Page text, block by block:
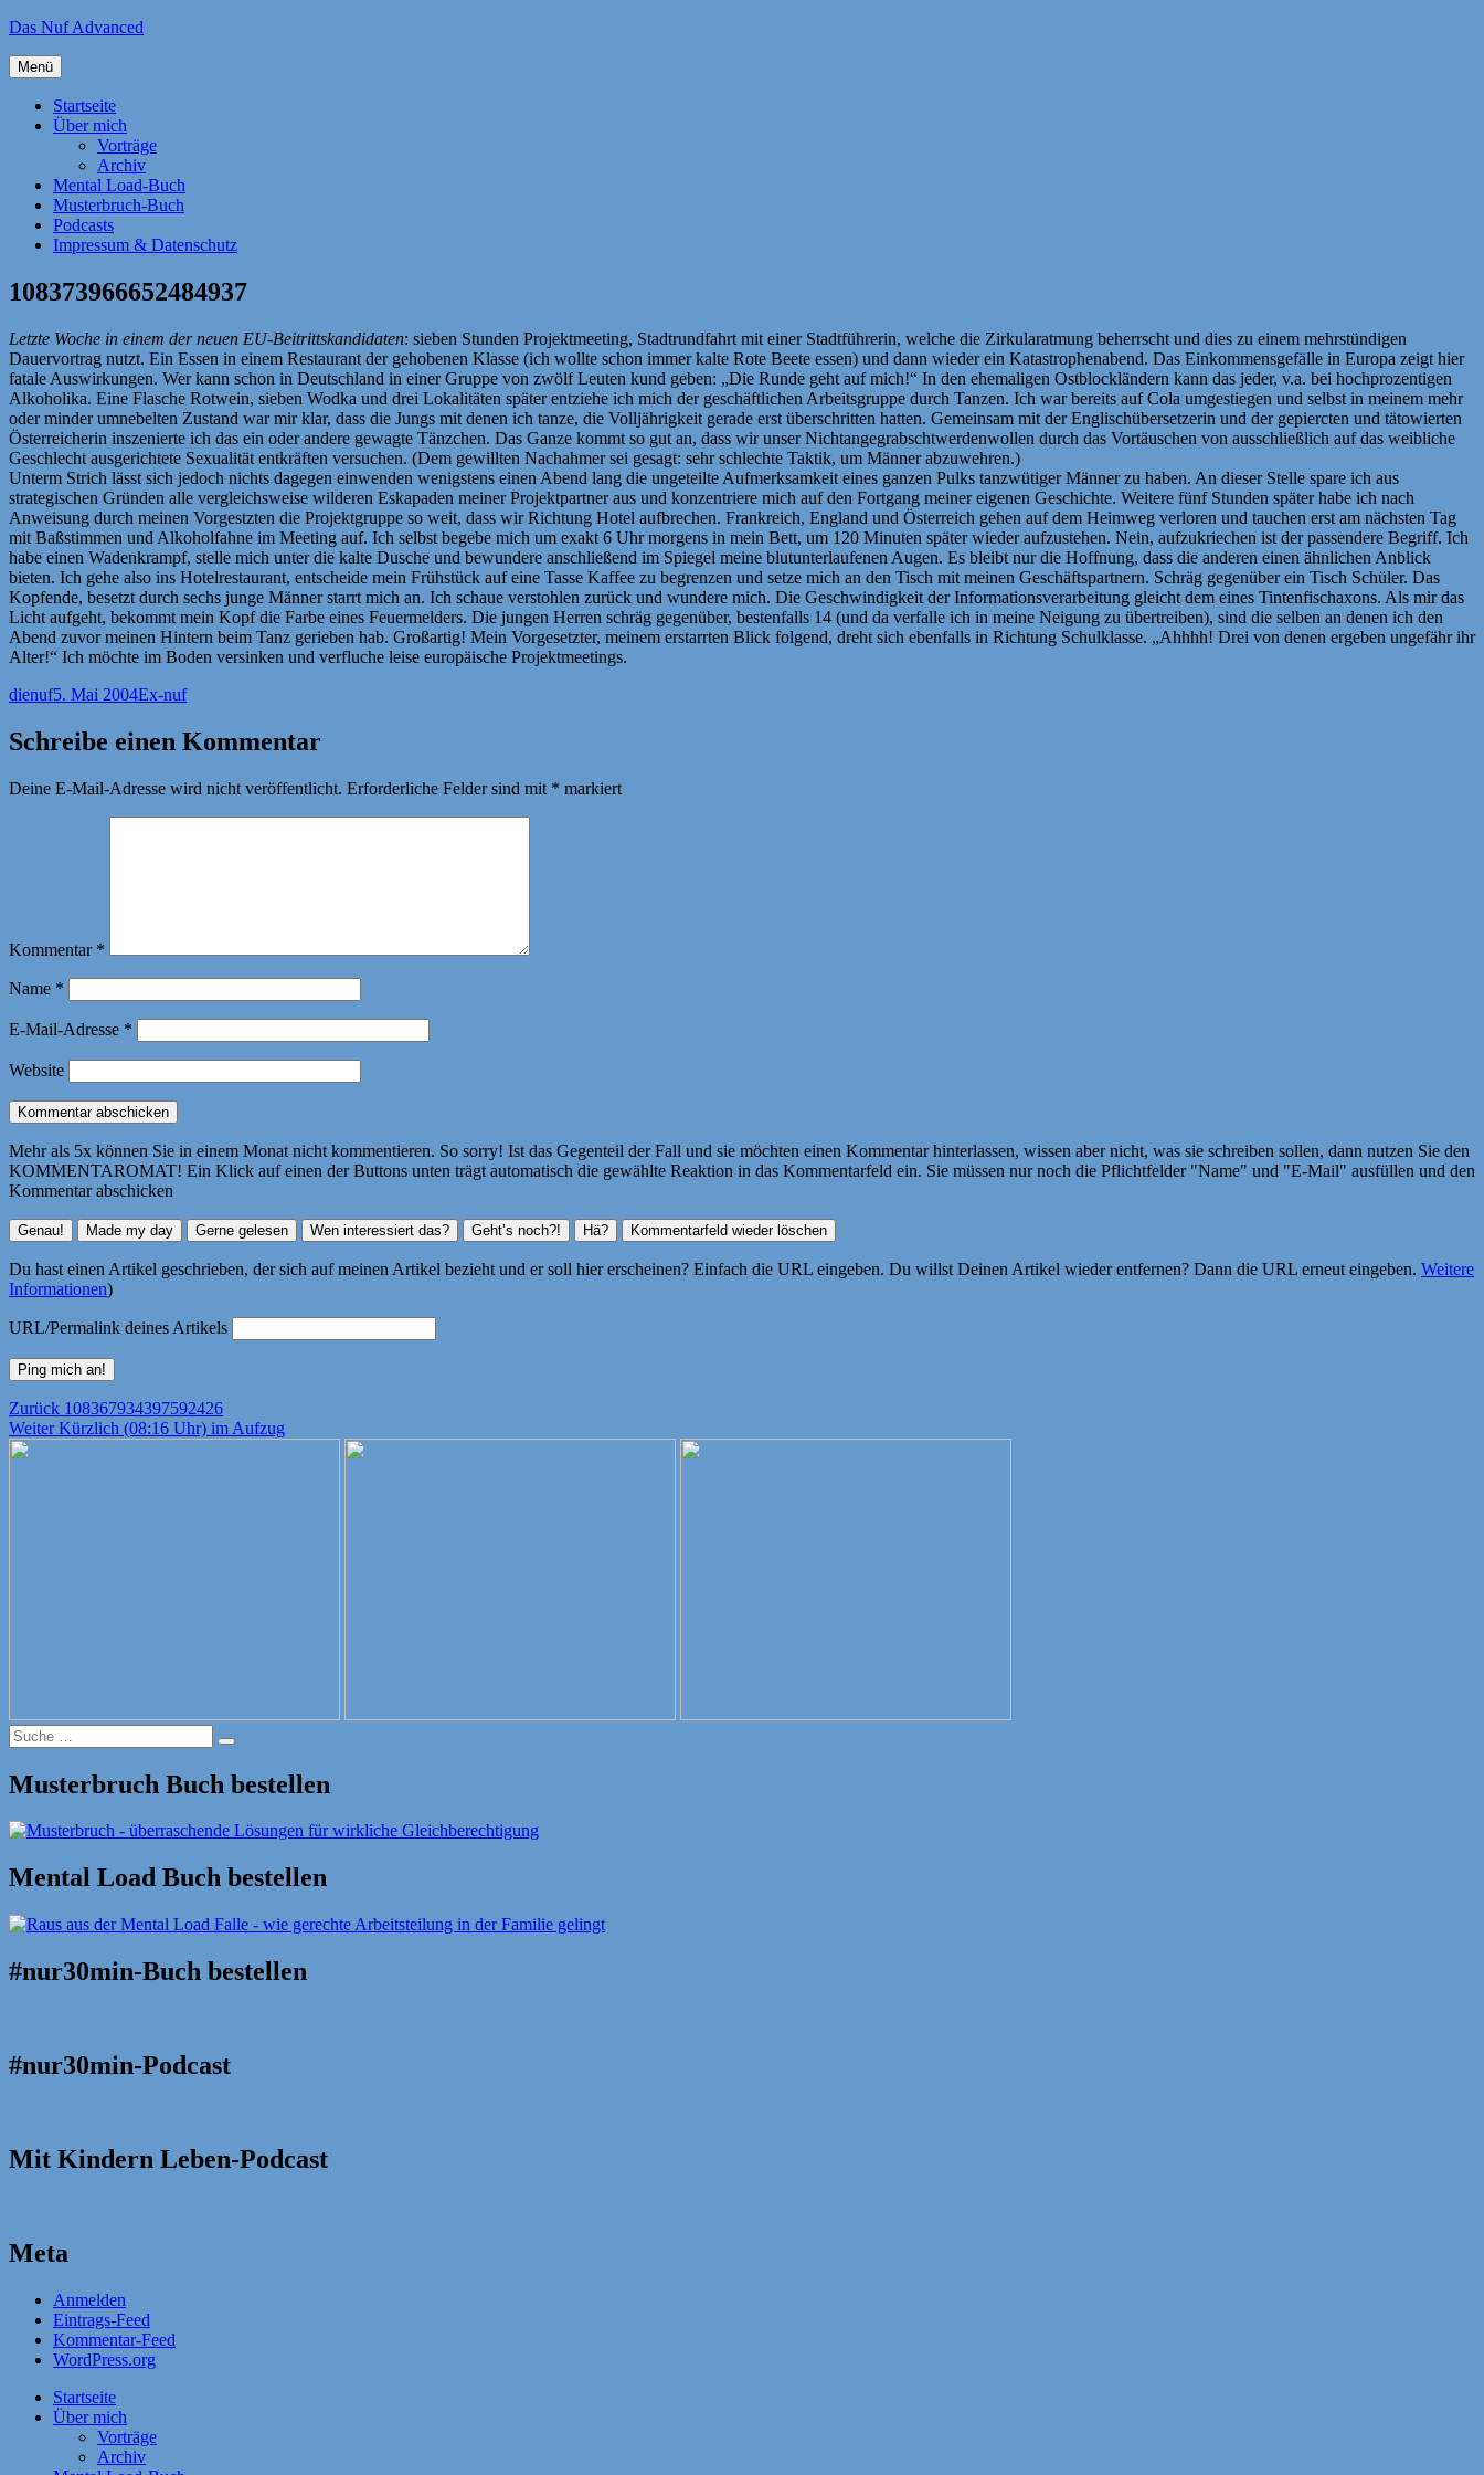
Zum
springen
Das Nuf Advanced
Menü
Startseite
Über mich
Vorträge
Archiv
Mental Load-Buch
Musterbruch-Buch
Podcasts
Impressum & Datenschutz
108373966652484937
Letzte Woche in einem der neuen EU-Beitrittskandidaten: sieben Stunden Projektmeeting, Stadtrundfahrt mit einer Stadtführerin, welche die Zirkularatmung beherrscht und dies zu einem mehrstündigen
Dauervortrag nutzt. Ein Essen in einem Restaurant der gehobenen Klasse (ich wollte schon immer kalte Rote Beete essen) und dann wieder ein Katastrophenabend. Das Einkommensgefälle in Europa zeigt hier
fatale Auswirkungen. Wer kann schon in Deutschland in einer Gruppe von zwölf Leuten kund geben: „Die Runde geht auf mich!“ In den ehemaligen Ostblockländern kann das jeder, v.a. bei hochprozentigen
Alkoholika. Eine Flasche Rotwein, sieben Wodka und drei Lokalitäten später entziehe ich mich der geschäftlichen Arbeitsgruppe durch Tanzen. Ich war bereits auf Cola umgestiegen und selbst in meinem mehr
oder minder umnebelten Zustand war mir klar, dass die Jungs mit denen ich tanze, die Volljährigkeit gerade erst überschritten hatten. Gemeinsam mit der Englischübersetzerin und der gepiercten und tätowierten
Österreicherin inszenierte ich das ein oder andere gewagte Tänzchen. Das Ganze kommt so gut an, dass wir unser Nichtangegrabschtwerdenwollen durch das Vortäuschen von ausschließlich auf das weibliche
Geschlecht ausgerichtete Sexualität entkräften versuchen. (Dem gewillten Nachahmer sei gesagt: sehr schlechte Taktik, um Männer abzuwehren.)
Unterm Strich lässt sich jedoch nichts dagegen einwenden wenigstens einen Abend lang die ungeteilte Aufmerksamkeit eines ganzen Pulks tanzwütiger Männer zu haben. An dieser Stelle spare ich aus
strategischen Gründen alle vergleichsweise wilderen Eskapaden meiner Projektpartner aus und konzentriere mich auf den Fortgang meiner eigenen Geschichte. Weitere fünf Stunden später habe ich nach
Anweisung durch meinen Vorgestzten die Projektgruppe so weit, dass wir Richtung Hotel aufbrechen. Frankreich, England und Österreich gehen auf dem Heimweg verloren und tauchen erst am nächsten Tag
mit Baßstimmen und Alkoholfahne im Meeting auf. Ich selbst begebe mich um exakt 6 Uhr morgens in mein Bett, um 120 Minuten später wieder aufzustehen. Nein, aufzukriechen ist der passendere Begriff. Ich
habe einen Wadenkrampf, stelle mich unter die kalte Dusche und bewundere anschließend im Spiegel meine blutunterlaufenen Augen. Es bleibt nur die Hoffnung, dass die anderen einen ähnlichen Anblick
bieten. Ich gehe also ins Hotelrestaurant, entscheide mein Frühstück auf eine Tasse Kaffee zu begrenzen und setze mich an den Tisch mit meinen Geschäftspartnern. Schräg gegenüber ein Tisch Schüler. Das
Kopfende, besetzt durch sechs junge Männer starrt mich an. Ich schaue verstohlen zurück und wundere mich. Die Geschwindigkeit der Informationsverarbeitung gleicht dem eines Tintenfischaxons. Als mir das
Licht aufgeht, bekommt mein Kopf die Farbe eines Feuermelders. Die jungen Herren schräg gegenüber, bestenfalls 14 (und da verfalle ich in meine Neigung zu übertreiben), sind die selben an denen ich den
Abend zuvor meinen Hintern beim Tanz gerieben hab. Großartig! Mein Vorgesetzter, meinem erstarrten Blick folgend, dreht sich ebenfalls in Richtung Schulklasse. „Ahhhh! Drei von denen ergeben ungefähr ihr
Alter!“ Ich möchte im Boden versinken und verfluche leise europäische Projektmeetings.
Autor
dienufVeröffentlicht
5. Mai 2004Kategorien
Ex-nuf
Schreibe einen Kommentar
Deine E-Mail-Adresse wird nicht veröffentlicht. Erforderliche Felder sind mit * markiert
Kommentar *
Name *
E-Mail-Adresse *
Website
Mehr als 5x können Sie in einem Monat nicht kommentieren. So sorry! Ist das Gegenteil der Fall und sie möchten einen Kommentar hinterlassen, wissen aber nicht, was sie schreiben sollen, dann nutzen Sie den
KOMMENTAROMAT! Ein Klick auf einen der Buttons unten trägt automatisch die gewählte Reaktion in das Kommentarfeld ein. Sie müssen nur noch die Pflichtfelder "Name" und "E-Mail" ausfüllen und den
Kommentar abschicken
Du hast einen Artikel geschrieben, der sich auf meinen Artikel bezieht und er soll hier erscheinen? Einfach die URL eingeben. Du willst Deinen Artikel wieder entfernen? Dann die URL erneut eingeben. Weitere
Informationen)
URL/Permalink deines Artikels
Beitragsnavigation
Zurück Vorheriger
Beitrag:
108367934397592426
Weiter Nächster
Kürzlich (08:16 Uhr) im Aufzug
Suche
nach:
Suche
Musterbruch Buch bestellen
Mental Load Buch bestellen
#nur30min-Buch bestellen
#nur30min-Podcast
Mit Kindern Leben-Podcast
Meta
Anmelden
Eintrags-Feed
Kommentar-Feed
WordPress.org
Startseite
Über mich
Vorträge
Archiv